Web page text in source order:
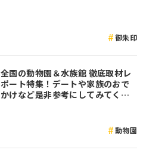
御朱印
全国の動物園＆水族館 徹底取材レ
ポート特集！デートや家族のおで
かけなど是非参考にしてみてくだ
動物園